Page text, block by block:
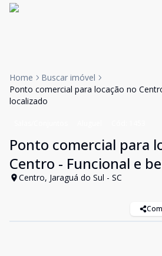
Home
Buscar imóvel
Ponto comercial para locação no
localizado
Ponto comercial para
Centro - Funcional e
Centro, Jaraguá do Sul - SC